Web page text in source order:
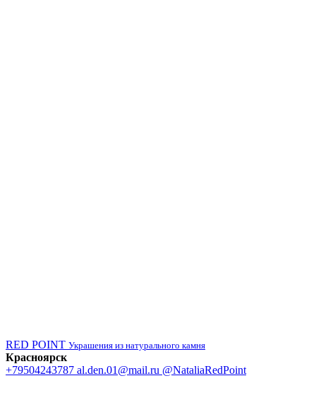
RED POINT Украшения из натурального камня
Красноярск
+79504243787 al.den.01@mail.ru @NataliaRedPoint